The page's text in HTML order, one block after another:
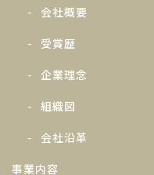
会社概要
受賞歴
企業理念
組織図
会社沿革
事業内容